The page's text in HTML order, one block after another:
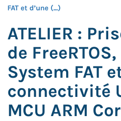
FAT et d’une (...)
ATELIER :
de
System FAT
connectivité
MCU ARM